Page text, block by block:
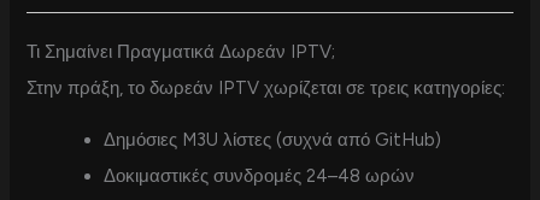
Τι Σημαίνει Πραγματικά Δωρεάν IPTV;
Στην πράξη, το δωρεάν IPTV χωρίζεται σε τρεις κατηγορίες:
Δημόσιες M3U λίστες (συχνά από GitHub)
Δοκιμαστικές συνδρομές 24–48 ωρών